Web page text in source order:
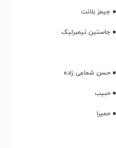
جیمز بلانت
جاستین تیمبرلیک
حسن شماعی زاده
حبیب
حمیرا